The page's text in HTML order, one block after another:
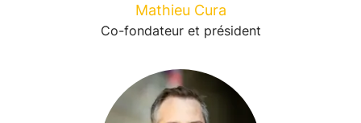
Mathieu Cura
Co-fondateur et président